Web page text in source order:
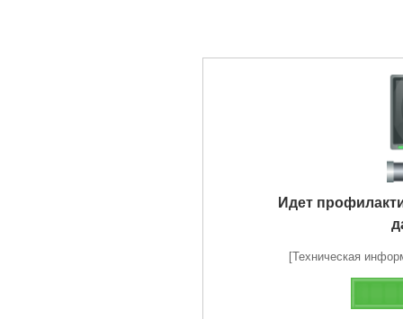
Идет
[Техническая